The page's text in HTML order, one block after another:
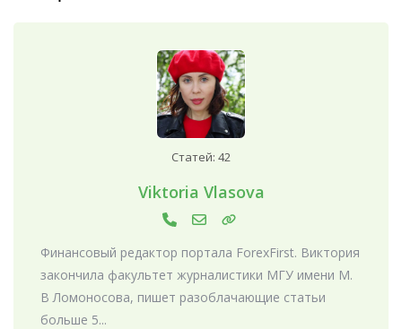
Статей: 42
Viktoria Vlasova
Финансовый редактор портала ForexFirst. Виктория
закончила факультет журналистики МГУ имени М.
В Ломоносова, пишет разоблачающие статьи
больше 5...